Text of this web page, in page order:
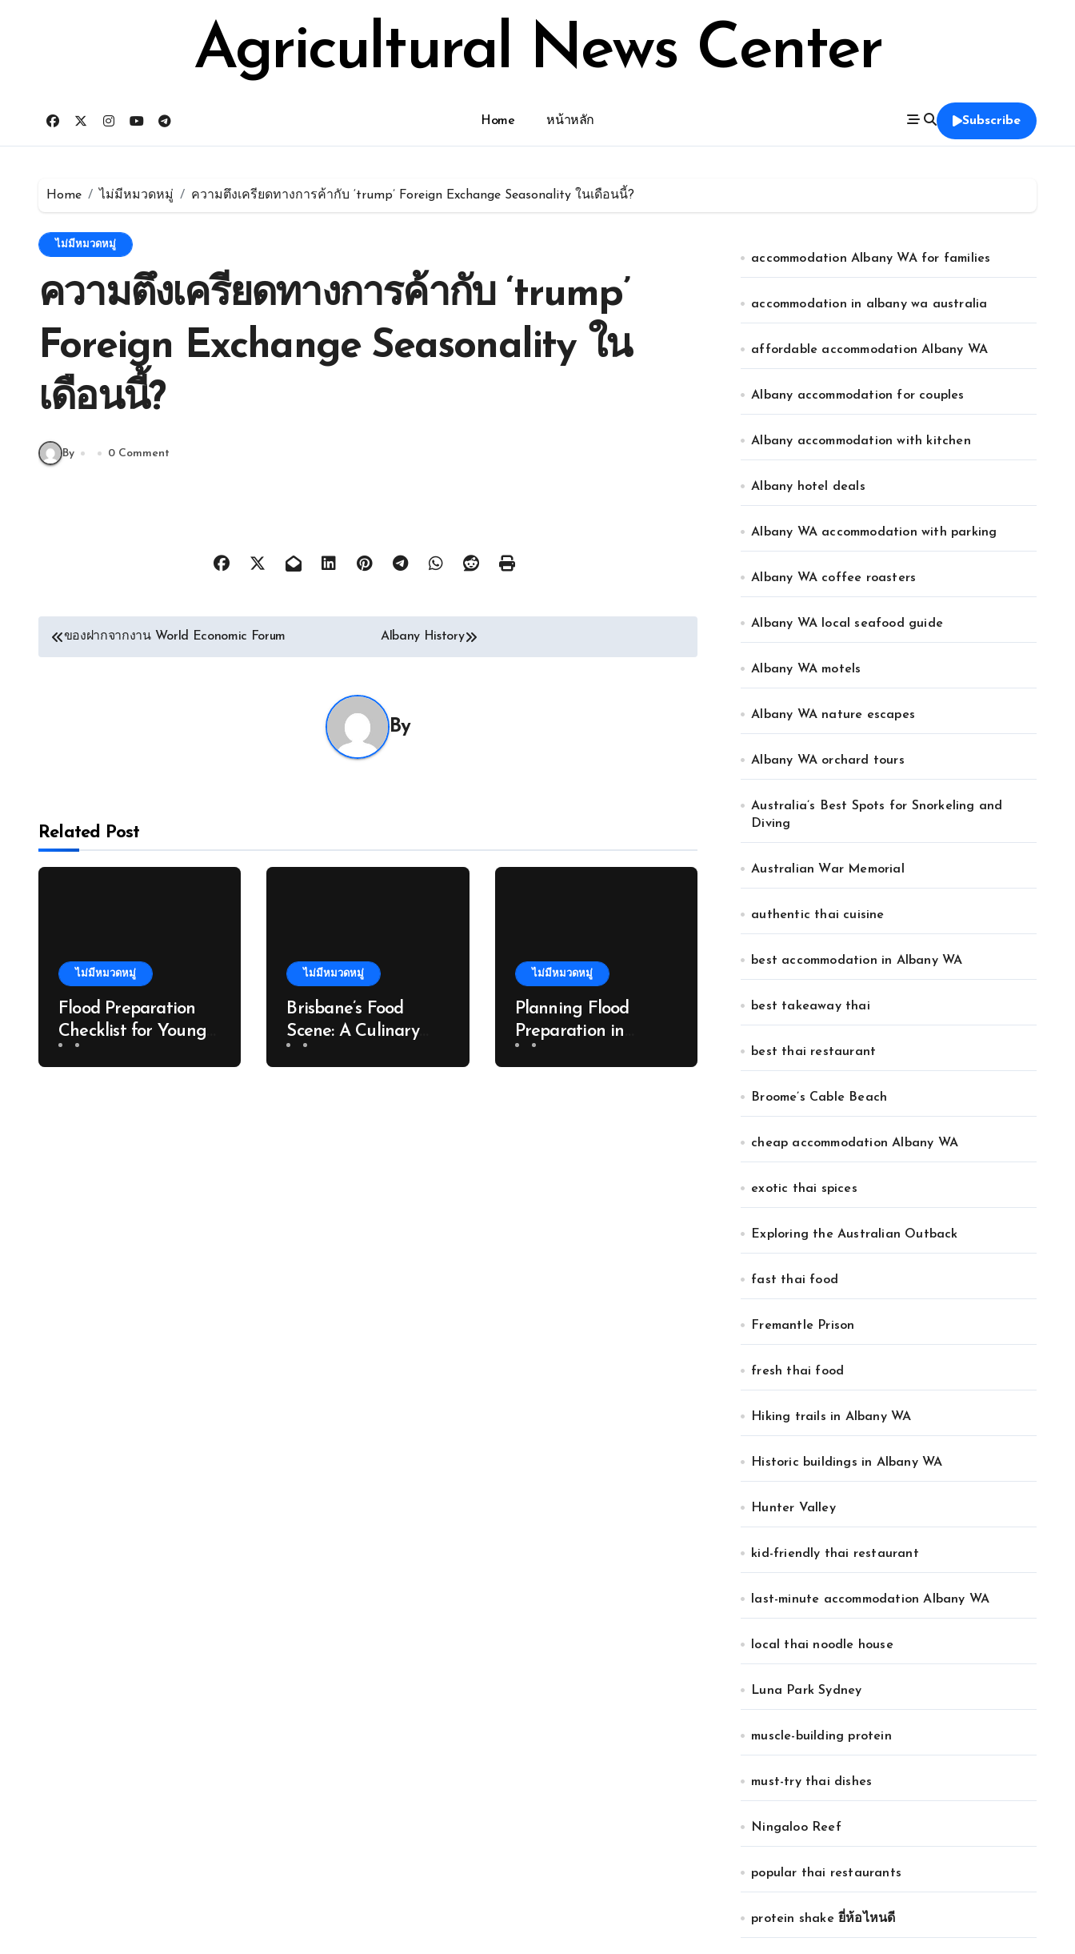
Agricultural News Center
Home หน้าหลัก Subscribe
Home ไม่มีหมวดหมู่ ความตึงเครียดทางการค้ากับ ‘trump’ Foreign Exchange Seasonality ในเดือนนี้?
ไม่มีหมวดหมู่
ความตึงเครียดทางการค้ากับ ‘trump’
Foreign Exchange Seasonality ใน
เดือนนี้?
By 0 Comment
Post
ของฝากจากงาน World Economic Forum Albany History
By
Related Post
ไม่มีหมวดหมู่
Flood Preparation
Checklist for Young
ไม่มีหมวดหมู่
Brisbane’s Food
Scene: A Culinary
ไม่มีหมวดหมู่
Planning Flood
Preparation in
accommodation Albany WA for families
accommodation in albany wa australia
affordable accommodation Albany WA
Albany accommodation for couples
Albany accommodation with kitchen
Albany hotel deals
Albany WA accommodation with parking
Albany WA coffee roasters
Albany WA local seafood guide
Albany WA motels
Albany WA nature escapes
Albany WA orchard tours
Australia’s Best Spots for Snorkeling and
Diving
Australian War Memorial
authentic thai cuisine
best accommodation in Albany WA
best takeaway thai
best thai restaurant
Broome’s Cable Beach
cheap accommodation Albany WA
exotic thai spices
Exploring the Australian Outback
fast thai food
Fremantle Prison
fresh thai food
Hiking trails in Albany WA
Historic buildings in Albany WA
Hunter Valley
kid-friendly thai restaurant
last-minute accommodation Albany WA
local thai noodle house
Luna Park Sydney
muscle-building protein
must-try thai dishes
Ningaloo Reef
popular thai restaurants
protein shake ยี่ห้อไหนดี